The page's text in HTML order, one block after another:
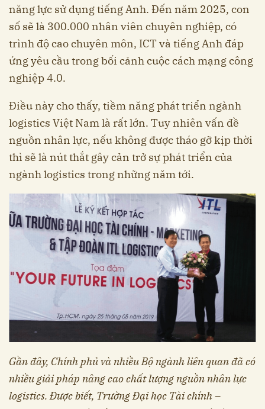
năng lực sử dụng tiếng Anh. Đến năm 2025, con
số sẽ là 300.000 nhân viên chuyên nghiệp, có
trình độ cao chuyên môn, ICT và tiếng Anh đáp
ứng yêu cầu trong bối cảnh cuộc cách mạng công
nghiệp 4.0.
Điều này cho thấy, tiềm năng phát triển ngành
logistics Việt Nam là rất lớn. Tuy nhiên vấn đề
nguồn nhân lực, nếu không được tháo gỡ kịp thời
thì sẽ là nút thắt gây cản trở sự phát triển của
ngành logistics trong những năm tới.
Gần đây, Chính phủ và nhiều Bộ ngành liên quan đã có
nhiều giải pháp nâng cao chất lượng nguồn nhân lực
logistics. Được biết, Trường Đại học Tài chính –